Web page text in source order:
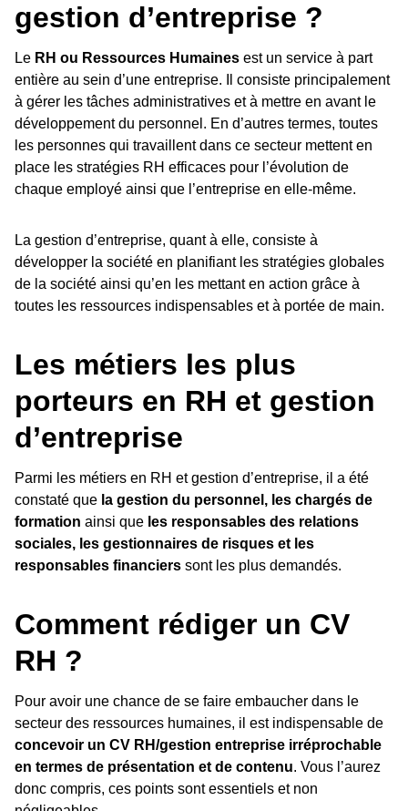
gestion d’entreprise ?
Le RH ou Ressources Humaines est un service à part
entière au sein d’une entreprise. Il consiste principalement
à gérer les tâches administratives et à mettre en avant le
développement du personnel. En d’autres termes, toutes
les personnes qui travaillent dans ce secteur mettent en
place les stratégies RH efficaces pour l’évolution de
chaque employé ainsi que l’entreprise en elle-même.
La gestion d’entreprise, quant à elle, consiste à
développer la société en planifiant les stratégies globales
de la société ainsi qu’en les mettant en action grâce à
toutes les ressources indispensables et à portée de main.
Les métiers les plus
porteurs en RH et gestion
d’entreprise
Parmi les métiers en RH et gestion d’entreprise, il a été
constaté que la gestion du personnel, les chargés de
formation ainsi que les responsables des relations
sociales, les gestionnaires de risques et les
responsables financiers sont les plus demandés.
Comment rédiger un CV
RH ?
Pour avoir une chance de se faire embaucher dans le
secteur des ressources humaines, il est indispensable de
concevoir un CV RH/gestion entreprise irréprochable
en termes de présentation et de contenu. Vous l’aurez
donc compris, ces points sont essentiels et non